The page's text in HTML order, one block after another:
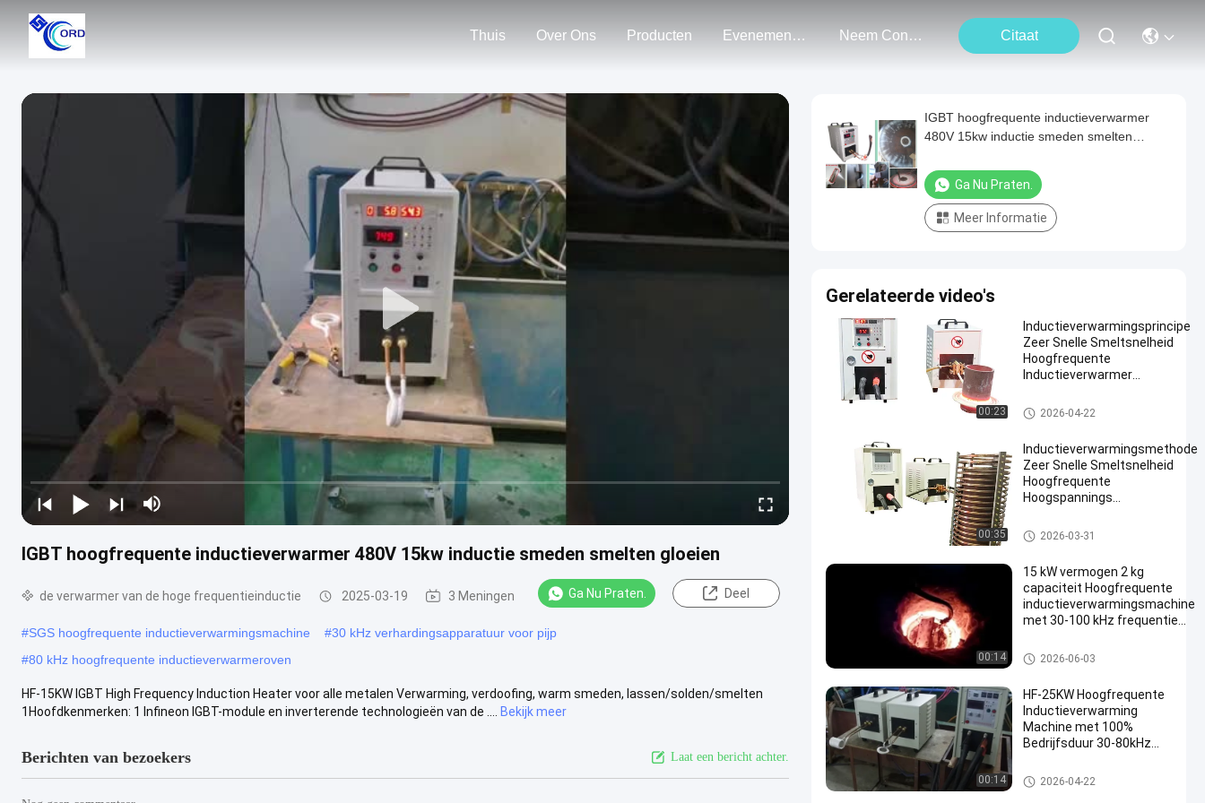
Thuis Over Ons Producten Evenementen Neem Contact Met Ons Op Citaat
IGBT hoogfrequente inductieverwarmer 480V 15kw inductie smeden smelten gloeien
de verwarmer van de hoge frequentieinductie 2025-03-19 3 Meningen Ga Nu Praten. Deel
#SGS hoogfrequente inductieverwarmingsmachine #30 kHz verhardingsapparatuur voor pijp
#80 kHz hoogfrequente inductieverwarmeroven
HF-15KW IGBT High Frequency Induction Heater voor alle metalen Verwarming, verdoofing, warm smeden, lassen/solden/smelten
1Hoofdkenmerken: 1 Infineon IGBT-module en inverterende technologieën van de ....
Bekijk meer
Berichten van bezoekers Laat een bericht achter.
IGBT hoogfrequente inductieverwarmer
480V 15kw inductie smeden smelten
Ga Nu Praten.
Meer Informatie
Gerelateerde video's
00:23
Inductieverwarmingsprincipe
Zeer Snelle Smeltsnelheid
Hoogfrequente
Inductieverwarmer
Celsius Tot 48 Celsius
de verwarmer van de hoge frequen
tieinductie
2026-04-22
00:35
Inductieverwarmingsmethode
Zeer Snelle Smeltsnelheid
Hoogfrequente
Hoogspannings
voor Bedrijf en
Energieconversie
de verwarmer van de hoge frequenti
einductie
2026-03-31
00:14
15 kW vermogen 2 kg
capaciteit Hoogfrequente
inductieverwarmingsmachine
met 30-100 kHz frequentie
de verwarmer van de hoge frequent
ieinductie
2026-06-03
00:14
HF-25KW Hoogfrequente
Inductieverwarming
Machine met 100%
Bedrijfsduur 30-80kHz
Certificering
de verwarmer van de hoge freq
uentieinductie
2026-04-22